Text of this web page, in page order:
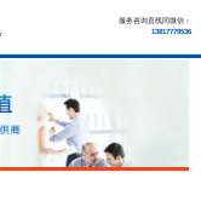
服务咨询直线同微信：
13817779536